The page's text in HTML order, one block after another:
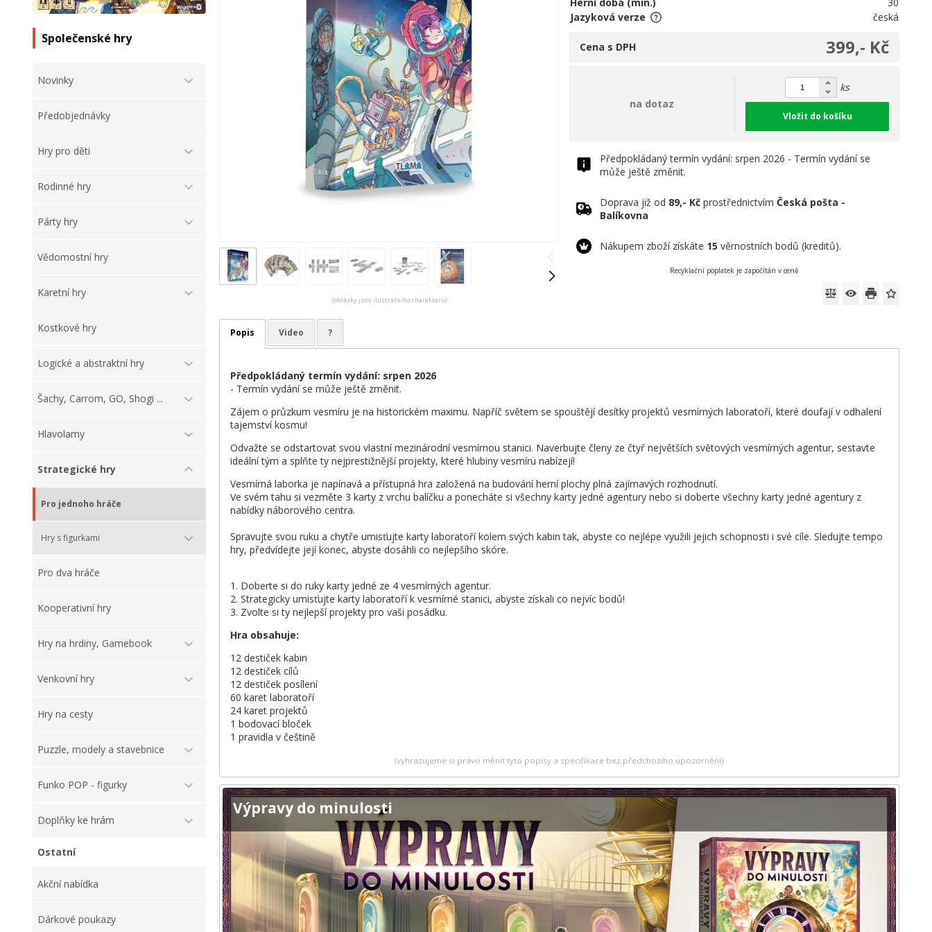
Společenské hry
Novinky
Předobjednávky
Hry pro děti
Rodinné hry
Párty hry
Vědomostní hry
Karetní hry
Kostkové hry
Logické a abstraktní hry
Šachy, Carrom, GO, Shogi ...
Hlavolamy
Strategické hry
Pro jednoho hráče
Hry s figurkami
Pro dva hráče
Kooperativní hry
Hry na hrdiny, Gamebook
Venkovní hry
Hry na cesty
Puzzle, modely a stavebnice
Funko POP - figurky
Doplňky ke hrám
Ostatní
Akční nabídka
Dárkové poukazy
(obrázky jsou ilustračního charakteru)
Herní doba (min.)
30
Jazyková verze
česká
399,- Kč
Cena s DPH
na dotaz
ks
Vložit do košíku
Předpokládaný termín vydání: srpen 2026 - Termín vydání se
může ještě změnit.
Doprava již od 89,- Kč prostřednictvímČeská pošta -
Balíkovna
Nákupem zboží získáte 15 věrnostních bodů (kreditů).
Recyklační poplatek je započítán v ceně
Popis Video ?
Předpokládaný termín vydání: srpen 2026
- Termín vydání se může ještě změnit.
Zájem o průzkum vesmíru je na historickém maximu. Napříč světem se spouštějí desítky projektů vesmírných laboratoří, které doufají v odhalení
tajemství kosmu!
Odvažte se odstartovat svou vlastní mezinárodní vesmírnou stanici. Naverbujte členy ze čtyř největších světových vesmírných agentur, sestavte
ideální tým a splňte ty nejprestižnější projekty, které hlubiny vesmíru nabízejí!
Vesmírná laborka je napínavá a přístupná hra založená na budování herní plochy plná zajímavých rozhodnutí.
Ve svém tahu si vezměte 3 karty z vrchu balíčku a ponecháte si všechny karty jedné agentury nebo si doberte všechny karty jedné agentury z
nabídky náborového centra.
Spravujte svou ruku a chytře umisťujte karty laboratoří kolem svých kabin tak, abyste co nejlépe využili jejich schopnosti i své cíle. Sledujte tempo
hry, předvídejte její konec, abyste dosáhli co nejlepšího skóre.
1. Doberte si do ruky karty jedné ze 4 vesmírných agentur.
2. Strategicky umisťujte karty laboratoří k vesmírné stanici, abyste získali co nejvíc bodů!
3. Zvolte si ty nejlepší projekty pro vaši posádku.
Hra obsahuje:
12 destiček kabin
12 destiček cílů
12 destiček posílení
60 karet laboratoří
24 karet projektů
1 bodovací bloček
1 pravidla v češtině
(vyhrazujeme si právo měnit tyto popisy a specifikace bez předchozího upozornění)
Výpravy do minulosti